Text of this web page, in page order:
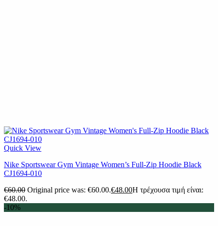
Quick View
Nike Sportswear Gym Vintage Women’s Full-Zip Hoodie Black
CJ1694-010
€60.00 Original price was: €60.00.€48.00Η τρέχουσα τιμή είναι:
€48.00.
-10%